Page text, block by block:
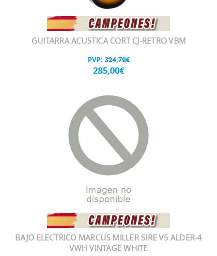
GUITARRA ACUSTICA CORT CJ-RETRO VBM
PVP: 324,79€
285,00€
BAJO ELECTRICO MARCUS MILLER SIRE V5 ALDER-4
VWH VINTAGE WHITE